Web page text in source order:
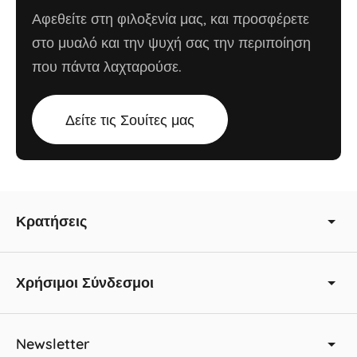
Αφεθείτε στη φιλοξενία μας, και προσφέρετε
στο μυαλό και την ψυχή σας την περιποίηση
που πάντα λαχταρούσε.
Δείτε τις Σουίτες μας
Κρατήσεις
Χρήσιμοι Σύνδεσμοι
Newsletter